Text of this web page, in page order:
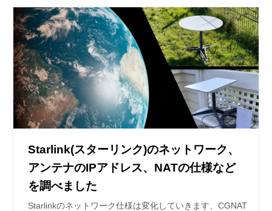
Starlink(スターリンク)のネットワーク、
アンテナのIPアドレス、NATの仕様など
を調べました
Starlinkのネットワーク仕様は変化していきます、CGNAT